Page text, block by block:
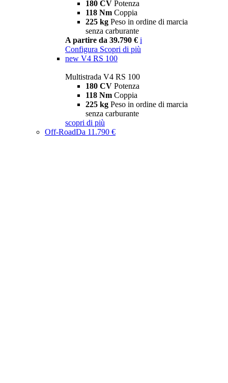
180 CV Potenza
118 Nm Coppia
225 kg Peso in ordine di marcia
senza carburante
A partire da 39.790 € i
Configura Scopri di più
new V4 RS 100
Multistrada V4 RS 100
180 CV Potenza
118 Nm Coppia
225 kg Peso in ordine di marcia
senza carburante
scopri di più
Off-RoadDa 11.790 €